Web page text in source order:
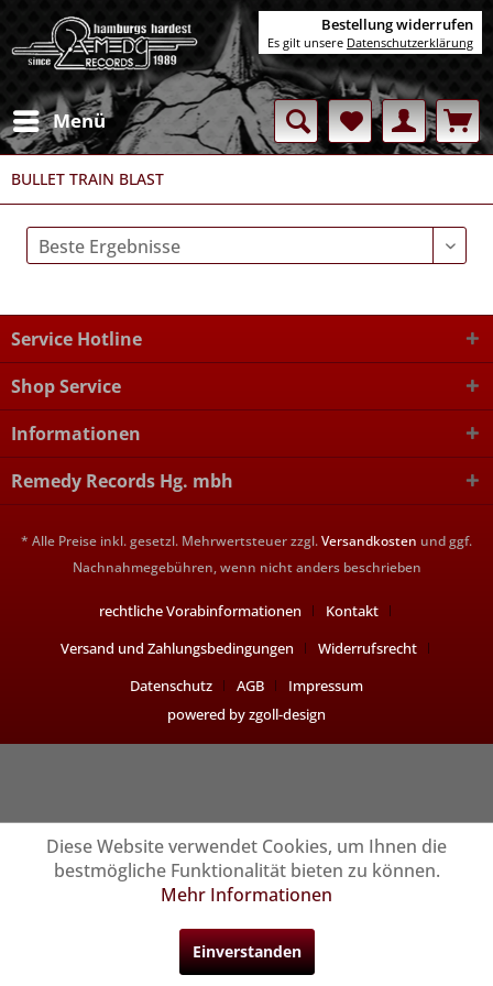
Menü
BULLET TRAIN BLAST
Service Hotline
Shop Service
Informationen
Remedy Records Hg. mbh
* Alle Preise inkl. gesetzl. Mehrwertsteuer zzgl.Versandkosten und ggf.
Nachnahmegebühren, wenn nicht anders beschrieben
rechtliche Vorabinformationen
Kontakt
Versand und Zahlungsbedingungen
Widerrufsrecht
Datenschutz
AGB
Impressum
powered by zgoll-design
Bestellung widerrufen
Es gilt unsere Datenschutzerklärung
Diese Website verwendet Cookies, um Ihnen die
bestmögliche Funktionalität bieten zu können.
Mehr Informationen
Einverstanden